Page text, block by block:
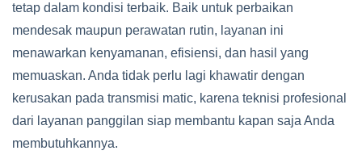
tetap dalam kondisi terbaik. Baik untuk perbaikan
mendesak maupun perawatan rutin, layanan ini
menawarkan kenyamanan, efisiensi, dan hasil yang
memuaskan. Anda tidak perlu lagi khawatir dengan
kerusakan pada transmisi matic, karena teknisi profesional
dari layanan panggilan siap membantu kapan saja Anda
membutuhkannya.